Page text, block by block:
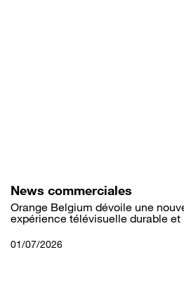
News commerciales
Orange Belgium dévoile une
expérience télévisuelle durable
01/07/2026